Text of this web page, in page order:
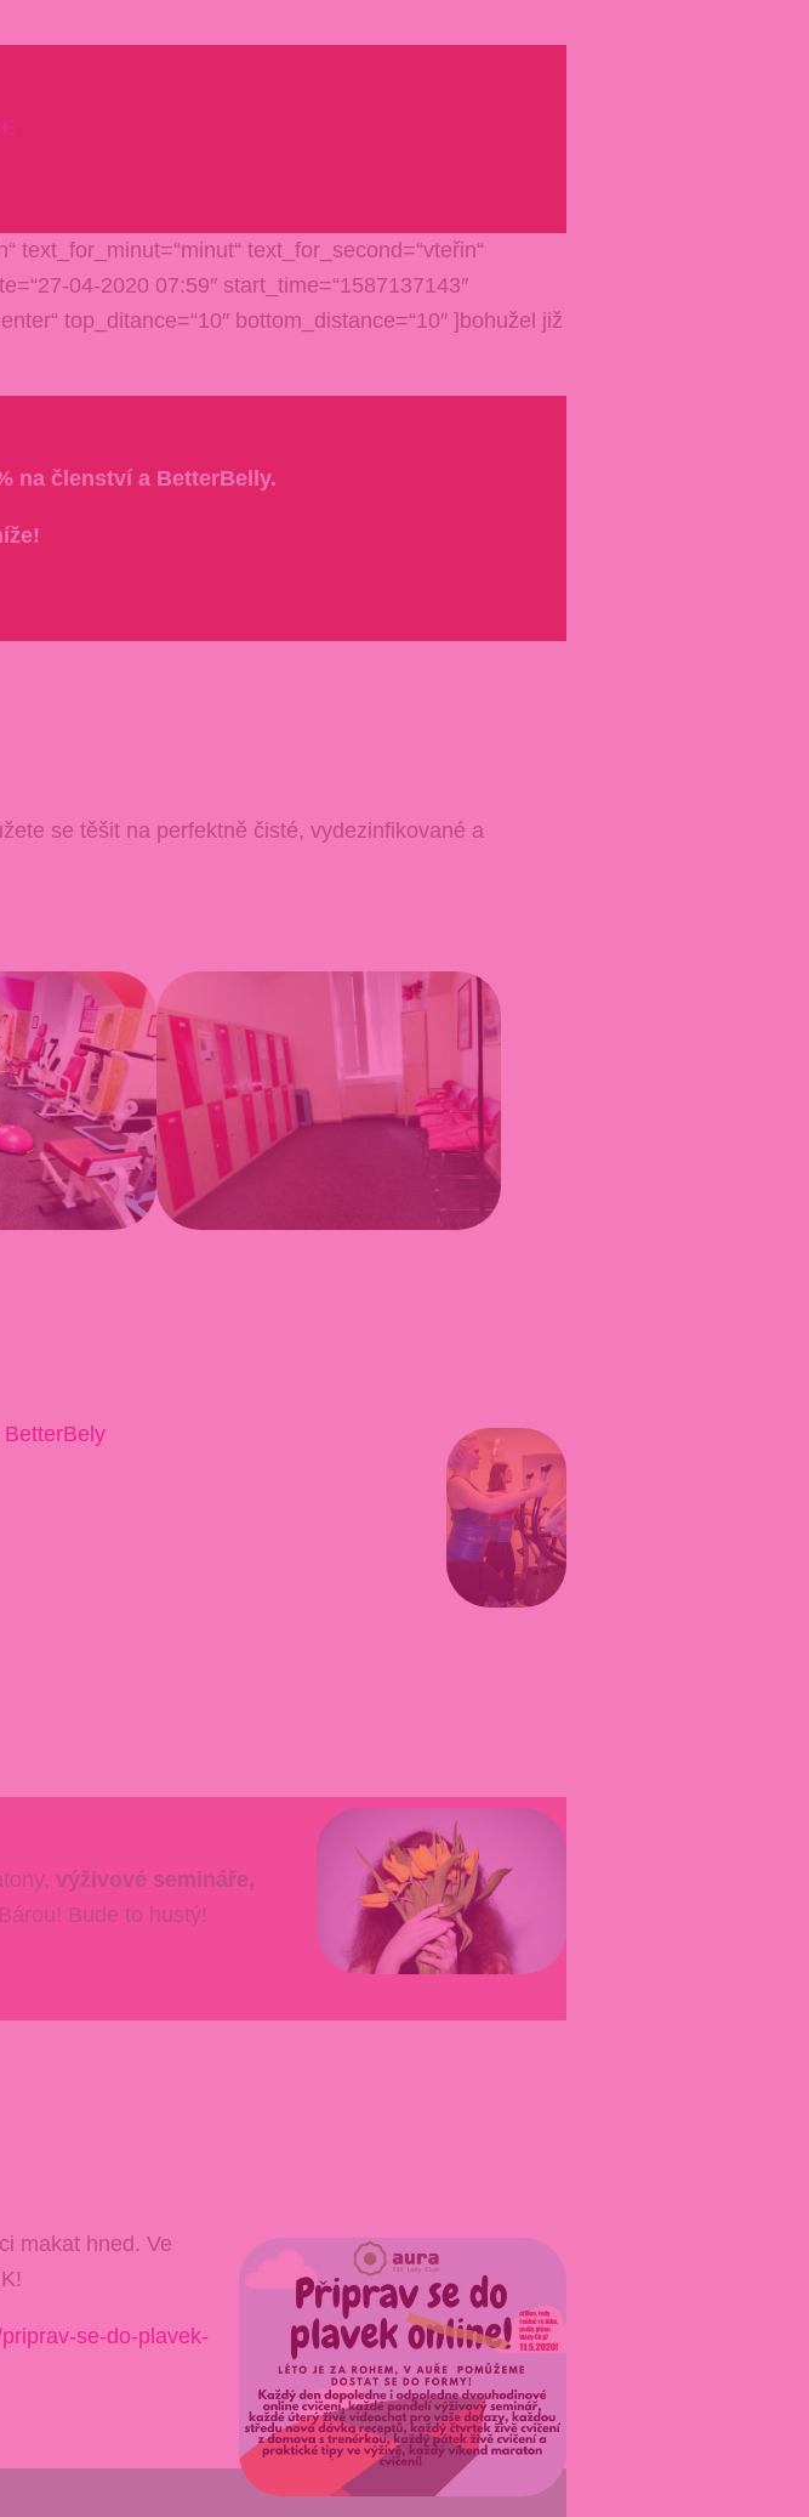
text_for_minut=“minut“ text_for_second=“vteřin“
04-2020 07:59″ start_time=“1587137143″
top_ditance=“10″ bottom_distance=“10″ ]bohužel již
na členství a BetterBelly.
se těšit na perfektně čisté, vydezinfikované a
BetterBely
výživové semináře,
Bude to hustý!
makat hned. Ve
se-do-plavek-